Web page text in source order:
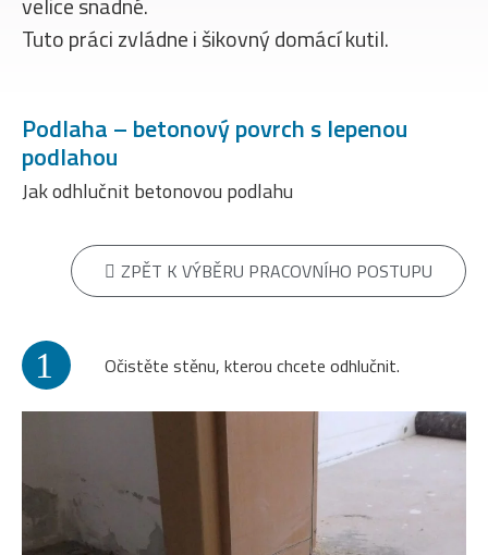
Tuto práci zvládne i šikovný domácí kutil.
Podlaha – betonový povrch s lepenou
podlahou
Jak odhlučnit betonovou podlahu
ZPĚT K VÝBĚRU PRACOVNÍHO POSTUPU
1 Očistěte stěnu, kterou chcete odhlučnit.